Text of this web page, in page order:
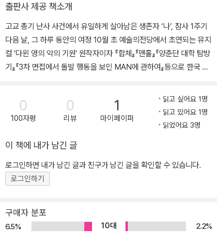
출판사 제공 책소개
고교 총기 난사 사건에서 유일하게 살아남은 생존자 ‘나’, 참사 1주기
다음 날, 그 하루 동안의 여정 10월 초 예술의전당에서 초연되는 뮤지
컬 '다윈 영의 악의 기원' 원작자이자 『합체』『맨홀』『양춘단 대학 탐방
기』『3차 면접에서 돌발 행동을 보인 MAN에 관하여』등으로 한국 문
계절1318문고 115번으로 나왔다. 이 작품은 고교 총기 난사 사건에
서 유일하게 살아남은 생존자인 주인공 소년이 참사 1주기 추도식 다
음 날, 학교를 벗어나 하루 동안 배회하는 이야기이다. 참사 이후 학교
가 된 기분이다. 주인공이 무작정 길을 나서 만나는 사람들은 하나같
이 낯선 이들이지만 이들은 내가 입은 교복을 알아보고 참사에 대해,
추도식에 대해 말한다. 나는 이들이 보내는 관심이 버겁기도 하고, 혼
자 살아남은 것에 대한 죄책감과 함께 총기 난사 사건의 가해자 K와
안하고 혼란스러운 심리는 무의식과 의식의 경계가 불분명한 속에 과
거와 현재를 오가며 총기 난사 사건과 K에 대한 기억을 환기한다. 삶
0
100자평
0
리뷰
1
마이페이퍼
읽고 싶어요 1명
읽고 있어요 1명
읽었어요 3명
이 책에 내가 남긴 글
로그인하면 내가 남긴 글과 친구가 남긴 글을 확인할 수 있습니다.
로그인하기
구매자 분포
6.5% 10대
2.2%